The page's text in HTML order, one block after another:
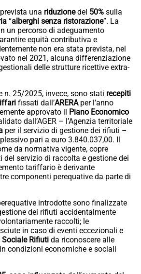
una riduzionedel 50% sulla
“alberghi senza ristorazione”. La
un percorso di adeguamento
equità contributiva e
non era stata prevista, nel
nel 2021, alcuna differenziazione
delle strutture ricettive extra-
n. 25/2025, invece, sono stati recepiti
fissati dall’ARERAper l’anno
approvato il Piano Economico
dall’AGER – l’Agenzia territoriale
per il servizio di gestione dei rifiuti –
pari a euro 3.840.037,00. Il
da normativa vigente, copre
del servizio di raccolta e gestione dei
tariffario è derivante
componenti perequative da parte di
introdotte sono finalizzate
dei rifiuti accidentalmente
raccolti; le
in caso di eventi eccezionali e
Sociale Rifiuti da riconoscere alle
condizioni economiche e sociali